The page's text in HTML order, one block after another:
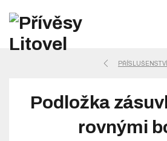
PŘÍSLUŠENSTVÍ
Podložka
rovnými